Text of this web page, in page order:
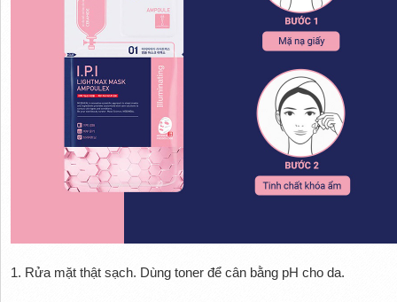
1. Rửa mặt thật sạch. Dùng toner để cân bằng pH cho da.